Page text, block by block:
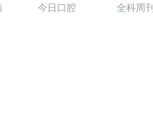
今日口腔 全科周刊